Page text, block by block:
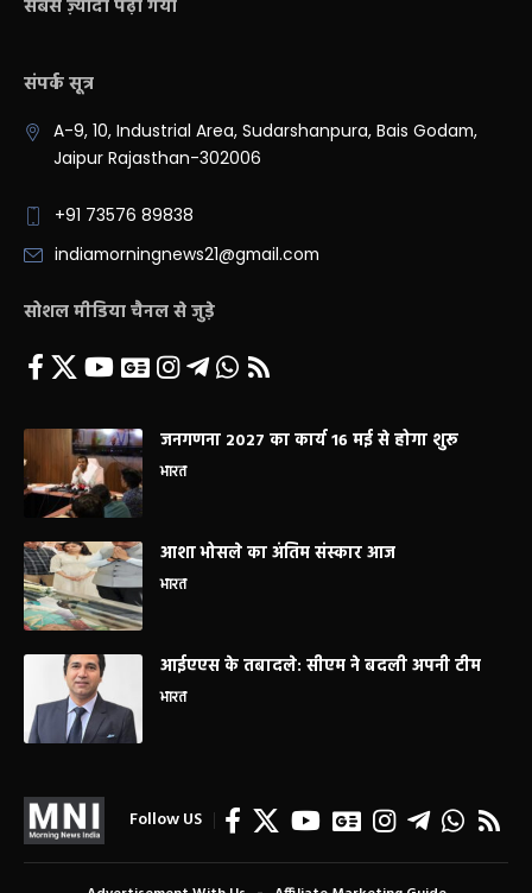
सबसे ज़्यादा पढ़ा गया
संपर्क सूत्र
A-9, 10, Industrial Area, Sudarshanpura, Bais Godam,
Jaipur Rajasthan-302006
+91 73576 89838
indiamorningnews21@gmail.com
सोशल मीडिया चैनल से जुड़े
जनगणना 2027 का कार्य 16 मई से होगा शुरू
भारत
आशा भोसले का अंतिम संस्कार आज
भारत
आईएएस के तबादले: सीएम ने बदली अपनी टीम
भारत
Follow US